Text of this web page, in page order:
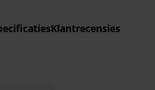
Klantrecensies